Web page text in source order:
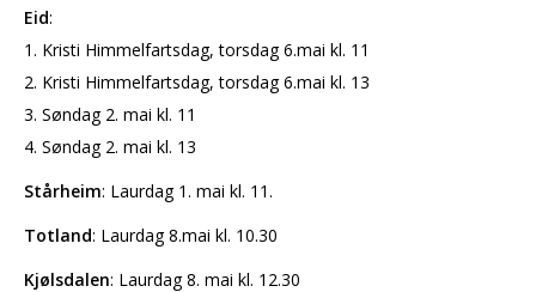
Eid:
1. Kristi Himmelfartsdag, torsdag 6.mai kl. 11
2. Kristi Himmelfartsdag, torsdag 6.mai kl. 13
3. Søndag 2. mai kl. 11
4. Søndag 2. mai kl. 13
Stårheim: Laurdag 1. mai kl. 11.
Totland: Laurdag 8.mai kl. 10.30
Kjølsdalen: Laurdag 8. mai kl. 12.30